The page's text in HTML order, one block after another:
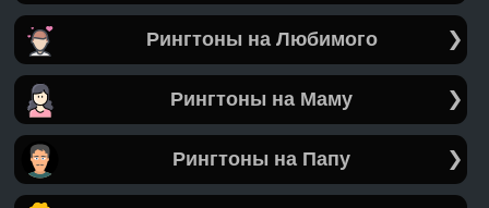
Рингтоны на Любимого
Рингтоны на Маму
Рингтоны на Папу